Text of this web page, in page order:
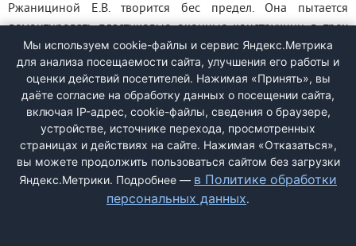
Ржанициной Е.В. творится бес предел. Она пытается
демонтировать пластиковые оконные конструкции в трех
комнатной квартире многоквартирного дома по адресу:
Пермский край, г. Горнозаводск, ул. Пионерская, д.5, кв.25,
ни чего не установив взамен, тем ...
ДОБАВИТЬ ЖАЛОБУ
КОНТАКТЫ
Мы используем cookie-файлы и сервис Яндекс.Метрика
для анализа посещаемости сайта, улучшения его работы и
оценки действий посетителей. Нажимая «Принять», вы
даёте согласие на обработку данных о посещении сайта,
включая IP-адрес, cookie-файлы, сведения о браузере,
устройстве, источнике перехода, просмотренных
страницах и действиях на сайте. Нажимая «Отказаться»,
вы можете продолжить пользоваться сайтом без загрузки
Яндекс.Метрики. Подробнее — в Политике обработки
персональных данных.